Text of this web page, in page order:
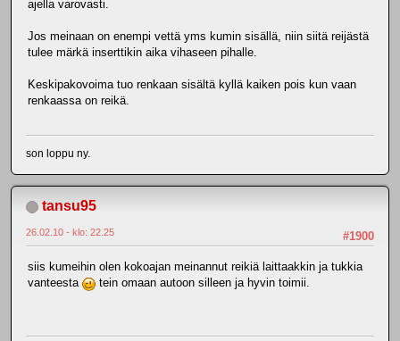
ajella varovasti.
Jos meinaan on enempi vettä yms kumin sisällä, niin siitä reijästä
tulee märkä inserttikin aika vihaseen pihalle.
Keskipakovoima tuo renkaan sisältä kyllä kaiken pois kun vaan
renkaassa on reikä.
son loppu ny.
tansu95
#1900
26.02.10 - klo: 22.25
siis kumeihin olen kokoajan meinannut reikiä laittaakkin ja tukkia
vanteesta
tein omaan autoon silleen ja hyvin toimii.